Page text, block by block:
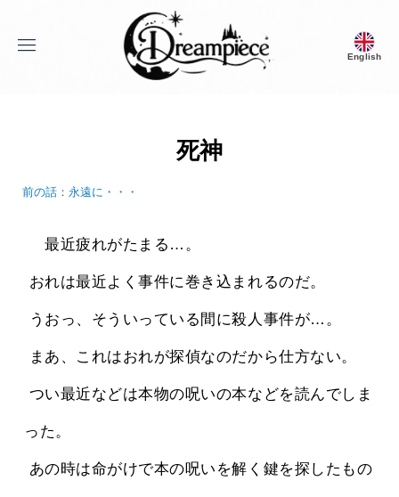
menu English
Dream Piece
死神
前の話：永遠に・・・
最近疲れがたまる…。
おれは最近よく事件に巻き込まれるのだ。
うおっ、そういっている間に殺人事件が…。
まあ、これはおれが探偵なのだから仕方ない。
った。